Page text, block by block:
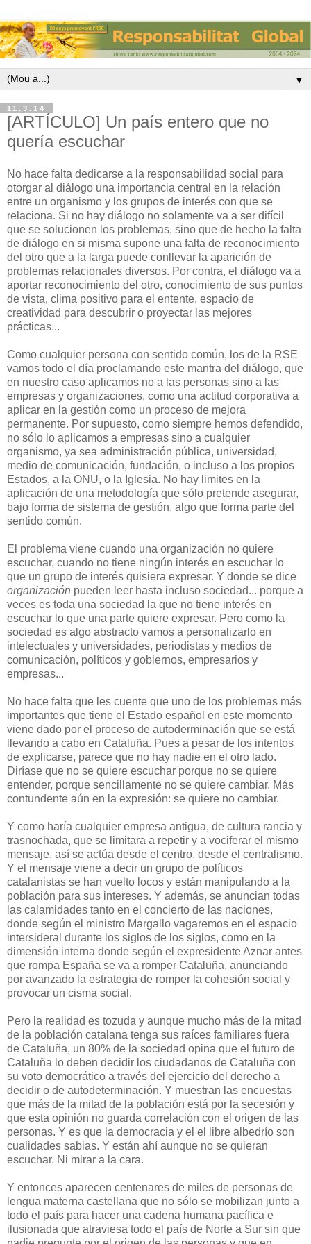
▼
11.3.14
[ARTÍCULO] Un país entero que no
quería escuchar
No hace falta dedicarse a la responsabilidad social para
otorgar al diálogo una importancia central en la relación
entre un organismo y los grupos de interés con que se
relaciona. Si no hay diálogo no solamente va a ser difícil
que se solucionen los problemas, sino que de hecho la falta
de diálogo en si misma supone una falta de reconocimiento
del otro que a la larga puede conllevar la aparición de
problemas relacionales diversos. Por contra, el diálogo va a
aportar reconocimiento del otro, conocimiento de sus puntos
de vista, clima positivo para el entente, espacio de
creatividad para descubrir o proyectar las mejores
prácticas...
Como cualquier persona con sentido común, los de la RSE
vamos todo el día proclamando este mantra del diálogo, que
en nuestro caso aplicamos no a las personas sino a las
empresas y organizaciones, como una actitud corporativa a
aplicar en la gestión como un proceso de mejora
permanente. Por supuesto, como siempre hemos defendido,
no sólo lo aplicamos a empresas sino a cualquier
organismo, ya sea administración pública, universidad,
medio de comunicación, fundación, o incluso a los propios
Estados, a la ONU, o la Iglesia. No hay limites en la
aplicación de una metodología que sólo pretende asegurar,
bajo forma de sistema de gestión, algo que forma parte del
sentido común.
El problema viene cuando una organización no quiere
escuchar, cuando no tiene ningún interés en escuchar lo
que un grupo de interés quisiera expresar. Y donde se dice
organización pueden leer hasta incluso sociedad... porque a
veces es toda una sociedad la que no tiene interés en
escuchar lo que una parte quiere expresar. Pero como la
sociedad es algo abstracto vamos a personalizarlo en
intelectuales y universidades, periodistas y medios de
comunicación, políticos y gobiernos, empresarios y
empresas...
No hace falta que les cuente que uno de los problemas más
importantes que tiene el Estado español en este momento
viene dado por el proceso de autoderminación que se está
llevando a cabo en Cataluña. Pues a pesar de los intentos
de explicarse, parece que no hay nadie en el otro lado.
Diríase que no se quiere escuchar porque no se quiere
entender, porque sencillamente no se quiere cambiar. Más
contundente aún en la expresión: se quiere no cambiar.
Y como haría cualquier empresa antigua, de cultura rancia y
trasnochada, que se limitara a repetir y a vociferar el mismo
mensaje, así se actúa desde el centro, desde el centralismo.
Y el mensaje viene a decir un grupo de políticos
catalanistas se han vuelto locos y están manipulando a la
población para sus intereses. Y además, se anuncian todas
las calamidades tanto en el concierto de las naciones,
donde según el ministro Margallo vagaremos en el espacio
intersideral durante los siglos de los siglos, como en la
dimensión interna donde según el expresidente Aznar antes
que rompa España se va a romper Cataluña, anunciando
por avanzado la estrategia de romper la cohesión social y
provocar un cisma social.
Pero la realidad es tozuda y aunque mucho más de la mitad
de la población catalana tenga sus raíces familiares fuera
de Cataluña, un 80% de la sociedad opina que el futuro de
Cataluña lo deben decidir los ciudadanos de Cataluña con
su voto democrático a través del ejercicio del derecho a
decidir o de autodeterminación. Y muestran las encuestas
que más de la mitad de la población está por la secesión y
que esta opinión no guarda correlación con el origen de las
personas. Y es que la democracia y el el libre albedrío son
cualidades sabias. Y están ahí aunque no se quieran
escuchar. Ni mirar a la cara.
Y entonces aparecen centenares de miles de personas de
lengua materna castellana que no sólo se mobilizan junto a
todo el país para hacer una cadena humana pacífica e
ilusionada que atraviesa todo el país de Norte a Sur sin que